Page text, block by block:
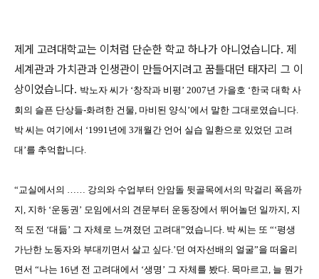
제게 고려대학교는 이처럼 단순한 학교 하나가 아니었습니다. 제
세계관과 가치관과 인생관이 만들어지려고 꿈틀대던 태자리 그 이
상이었습니다. 박노자 씨가 ‘창작과 비평’ 2007년 가을호 ‘한국 대학 사
회의 슬픈 단상들-화려한 건물, 마비된 양식’에서 말한 그대로였습니다.
박 씨는 여기에서 ‘1991년에 3개월간 언어 실습 일환으로 있었던 고려
대’를 추억합니다.
“교실에서의 …… 강의와 수업부터 안암돌 뒷골목에서의 막걸리 폭음까
지, 지하 ‘운동권’ 모임에서의 견문부터 운동장에서 뛰어놀던 일까지, 지
적 도전 ‘대듦’ 그 자체로 느껴졌던 고려대”였습니다. 박 씨는 또 “‘평생
가난한 노동자와 부대끼면서 살고 싶다.’던 여자선배의 얼굴”을 떠올리
면서 “나는 16년 전 고려대에서 ‘생명’ 그 자체를 봤다. 목마르고, 늘 뭔가